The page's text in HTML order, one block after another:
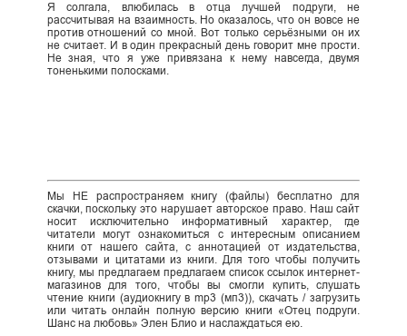
Я солгала, влюбилась в отца лучшей подруги, не
рассчитывая на взаимность. Но оказалось, что он вовсе не
против отношений со мной. Вот только серьёзными он их
не считает. И в один прекрасный день говорит мне прости.
Не зная, что я уже привязана к нему навсегда, двумя
тоненькими полосками.
Мы НЕ распространяем книгу (файлы) бесплатно для
скачки, поскольку это нарушает авторское право. Наш сайт
носит исключительно информативный характер, где
читатели могут ознакомиться с интересным описанием
книги от нашего сайта, с аннотацией от издательства,
отзывами и цитатами из книги. Для того чтобы получить
книгу, мы предлагаем предлагаем список ссылок интернет-
магазинов для того, чтобы вы смогли купить, слушать
чтение книги (аудиокнигу в mp3 (мп3)), скачать / загрузить
или читать онлайн полную версию книги «Отец подруги.
Шанс на любовь» Элен Блио и наслаждаться ею.